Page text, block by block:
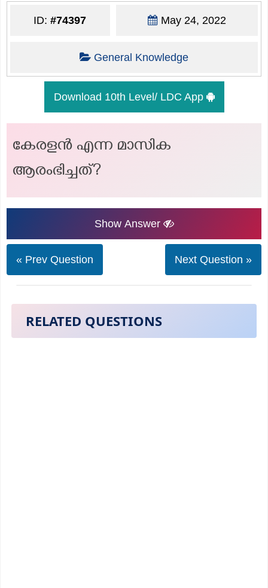
ID:#74397 May 24, 2022
General Knowledge
Download 10th Level/ LDC App
കേരളൻ എന്ന മാസിക
ആരംഭിച്ചത്?
Show Answer
« Prev Question Next Question »
RELATED QUESTIONS